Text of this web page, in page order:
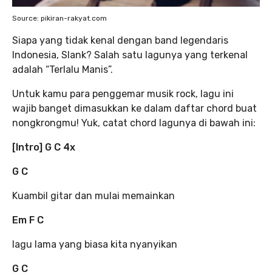
Source: pikiran-rakyat.com
Siapa yang tidak kenal dengan band legendaris
Indonesia, Slank? Salah satu lagunya yang terkenal
adalah “Terlalu Manis”.
Untuk kamu para penggemar musik rock, lagu ini
wajib banget dimasukkan ke dalam daftar chord buat
nongkrongmu! Yuk, catat chord lagunya di bawah ini:
[Intro] G C 4x
G C
Kuambil gitar dan mulai memainkan
Em F C
lagu lama yang biasa kita nyanyikan
G C